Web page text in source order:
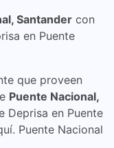
Santander con
en Puente
que proveen
Puente Nacional,
Deprisa en Puente
Puente Nacional